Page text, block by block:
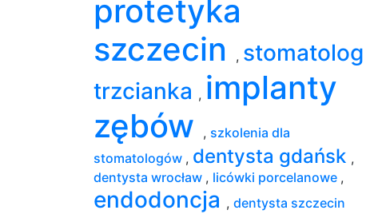
protetyka
szczecin
, stomatolog
trzcianka , implanty
zębów
, szkolenia dla
stomatologów , dentysta gdańsk ,
dentysta wrocław , licówki porcelanowe ,
endodoncja , dentysta szczecin